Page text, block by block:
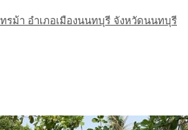
ม้า อำเภอเมืองนนทบุรี จังหวัดนนทบุรี